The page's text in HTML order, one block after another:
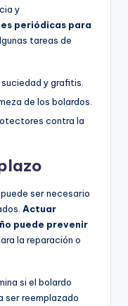
y
periódicas para
tareas de
y grafitis.
de los bolardos.
contra la
ser necesario
Actuar
puede prevenir
la reparación o
si el bolardo
ser reemplazado